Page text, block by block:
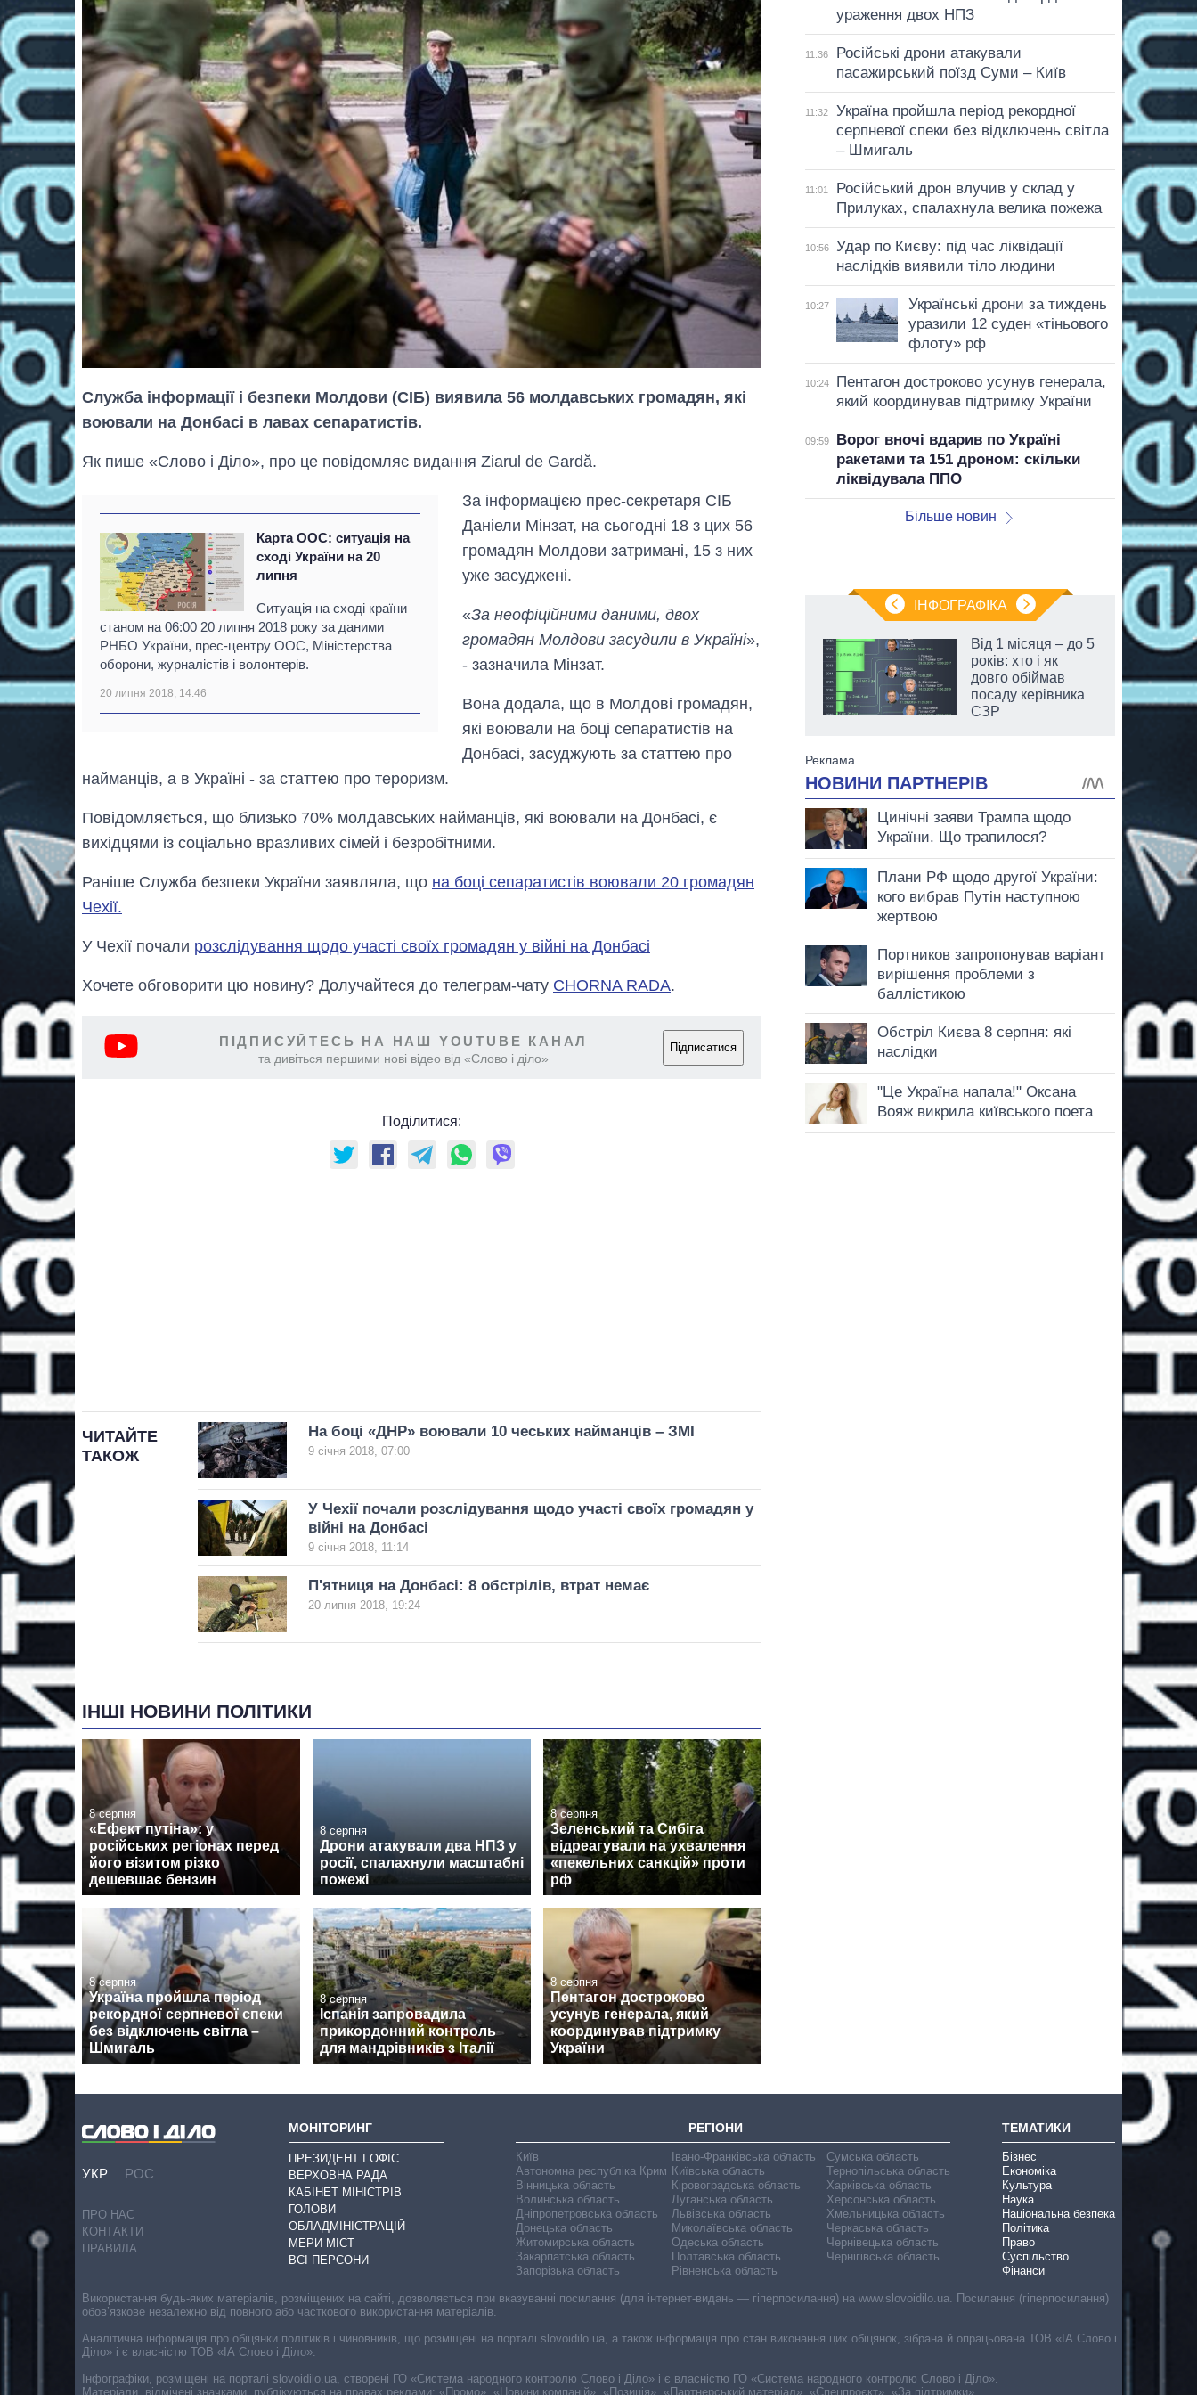
Служба інформації і безпеки Молдови (СІБ) виявила 56 молдавських громадян, які
воювали на Донбасі в лавах сепаратистів.
Як пише «Слово і Діло», про це повідомляє видання Ziarul de Gardă.
Карта ООС: ситуація на
сході України на 20
липня
Ситуація на сході країни
станом на 06:00 20 липня 2018 року за даними
РНБО України, прес-центру ООС, Міністерства
оборони, журналістів і волонтерів.
20 липня 2018, 14:46
За інформацією прес-секретаря СІБ
Даніели Мінзат, на сьогодні 18 з цих 56
громадян Молдови затримані, 15 з них
уже засуджені.
«За неофіційними даними, двох
громадян Молдови засудили в Україні»,
- зазначила Мінзат.
Вона додала, що в Молдові громадян,
які воювали на боці сепаратистів на
Донбасі, засуджують за статтею про
найманців, а в Україні - за статтею про тероризм.
Повідомляється, що близько 70% молдавських найманців, які воювали на Донбасі, є
вихідцями із соціально вразливих сімей і безробітними.
Раніше Служба безпеки України заявляла, що на боці сепаратистів воювали 20 громадян
Чехії.
У Чехії почали розслідування щодо участі своїх громадян у війні на Донбасі
Хочете обговорити цю новину? Долучайтеся до телеграм-чату CHORNA RADA.
ПІДПИСУЙТЕСЬ НА НАШ YOUTUBE КАНАЛ
та дивіться першими нові відео від «Слово і діло»
Підписатися
Поділитися:
ЧИТАЙТЕ
ТАКОЖ
На боці «ДНР» воювали 10 чеських найманців – ЗМІ
9 січня 2018, 07:00
У Чехії почали розслідування щодо участі своїх громадян у
війні на Донбасі
9 січня 2018, 11:14
П'ятниця на Донбасі: 8 обстрілів, втрат немає
20 липня 2018, 19:24
ІНШІ НОВИНИ ПОЛІТИКИ
8 серпня
«Ефект путіна»: у
російських регіонах перед
його візитом різко
дешевшає бензин
8 серпня
Дрони атакували два НПЗ у
росії, спалахнули масштабні
пожежі
8 серпня
Зеленський та Сибіга
відреагували на ухвалення
«пекельних санкцій» проти
рф
8 серпня
Україна пройшла період
рекордної серпневої спеки
без відключень світла –
Шмигаль
8 серпня
Іспанія запровадила
прикордонний контроль
для мандрівників з Італії
8 серпня
Пентагон достроково
усунув генерала, який
координував підтримку
України
ураження двох НПЗ
11:36
Російські дрони атакували
пасажирський поїзд Суми – Київ
11:32
Україна пройшла період рекордної
серпневої спеки без відключень світла
– Шмигаль
11:01
Російський дрон влучив у склад у
Прилуках, спалахнула велика пожежа
10:56
Удар по Києву: під час ліквідації
наслідків виявили тіло людини
10:27
Українські дрони за тиждень
уразили 12 суден «тіньового
флоту» рф
10:24
Пентагон достроково усунув генерала,
який координував підтримку України
09:59
Ворог вночі вдарив по Україні
ракетами та 151 дроном: скільки
ліквідувала ППО
Більше новин
ІНФОГРАФІКА
Як за 10 років
бакалаврат,
магістратуру та
аспірантуру
Від 1 місяця – до 5
років: хто і як
довго обіймав
посаду керівника
СЗР
УКР РОС
ПРО НАС
КОНТАКТИ
ПРАВИЛА
МОНІТОРИНГ
ПРЕЗИДЕНТ І ОФІС
ВЕРХОВНА РАДА
КАБІНЕТ МІНІСТРІВ
ГОЛОВИ
ОБЛАДМІНІСТРАЦІЙ
МЕРИ МІСТ
ВСІ ПЕРСОНИ
РЕГІОНИ
Київ
Автономна республіка Крим
Вінницька область
Волинська область
Дніпропетровська область
Донецька область
Житомирська область
Закарпатська область
Запорізька область
Івано-Франківська область
Київська область
Кіровоградська область
Луганська область
Львівська область
Миколаївська область
Одеська область
Полтавська область
Рівненська область
Сумська область
Тернопільська область
Харківська область
Херсонська область
Хмельницька область
Черкаська область
Чернівецька область
Чернігівська область
ТЕМАТИКИ
Бізнес
Економіка
Культура
Наука
Національна безпека
Політика
Право
Суспільство
Фінанси
Використання будь-яких матеріалів, розміщених на сайті, дозволяється при вказуванні посилання (для інтернет-видань — гіперпосилання) на www.slovoidilo.ua. Посилання (гіперпосилання)
обов’язкове незалежно від повного або часткового використання матеріалів.
Аналітична інформація про обіцянки політиків і чиновників, що розміщені на порталі slovoidilo.ua, а також інформація про стан виконання цих обіцянок, зібрана й опрацьована ТОВ «ІА Слово і
Діло» і є власністю ТОВ «ІА Слово і Діло».
Інфографіки, розміщені на порталі slovoidilo.ua, створені ГО «Система народного контролю Слово і Діло» і є власністю ГО «Система народного контролю Слово і Діло».
Матеріали, відмічені значками, публікуються на правах реклами: «Промо», «Новини компаній», «Позиція», «Партнерський матеріал», «Спецпроєкт», «За підтримки».